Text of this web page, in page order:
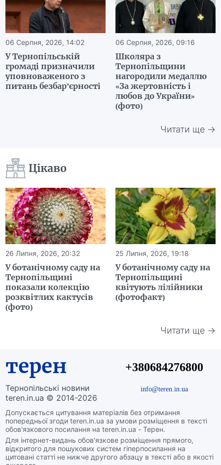
06 Серпня, 2026, 14:02
У Тернопільській
громаді призначили
уповноваженого з
питань безбар’єрності
06 Серпня, 2026, 09:16
Школяра з
Тернопільщини
нагородили медаллю
«За жертовність і
любов до України»
(фото)
Читати ще →
Цікаво
26 Липня, 2026, 20:32
У ботанічному саду на
Тернопільщині
показали колекцію
розквітлих кактусів
(фото)
25 Липня, 2026, 19:18
У ботанічному саду на
Тернопільщині
квітують лілійники
(фотофакт)
Читати ще →
терен
Тернопільські новини
teren.in.ua © 2014-2026
Допускається цитування матеріалів без отримання
попередньої згоди teren.in.ua за умови розміщення в тексті
обов'язкового посилання на teren.in.ua - Терен.
Для інтернет-видань обов'язкове розміщення прямого,
відкритого для пошукових систем гіперпосилання на
цитовані статті не нижче другого абзацу в тексті або в якості
+380684276800
info@teren.in.ua